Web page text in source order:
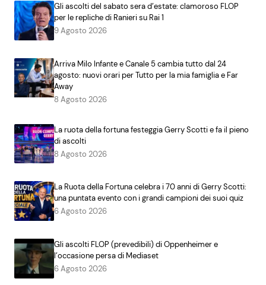
Gli ascolti del sabato sera d’estate: clamoroso FLOP
per le repliche di Ranieri su Rai 1
9 Agosto 2026
Arriva Milo Infante e Canale 5 cambia tutto dal 24
agosto: nuovi orari per Tutto per la mia famiglia e Far
Away
8 Agosto 2026
La ruota della fortuna festeggia Gerry Scotti e fa il pieno
di ascolti
8 Agosto 2026
La Ruota della Fortuna celebra i 70 anni di Gerry Scotti:
una puntata evento con i grandi campioni dei suoi quiz
6 Agosto 2026
Gli ascolti FLOP (prevedibili) di Oppenheimer e
l’occasione persa di Mediaset
6 Agosto 2026